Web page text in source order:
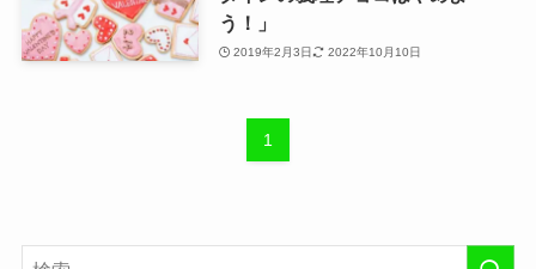
う！」
2019年2月3日 2022年10月10日
1